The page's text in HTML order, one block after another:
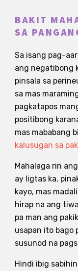
BAKIT
SA
Sa isang pag-
ang negatibong
pinsala sa
sa mas
pagkatapos
positibong
mas mababang
kalusugan sa
Mahalaga rin
ay ligtas ka,
kayo, mas
hirap na ang
pa man ang
usapan ito bago
susunod na
Hindi ibig